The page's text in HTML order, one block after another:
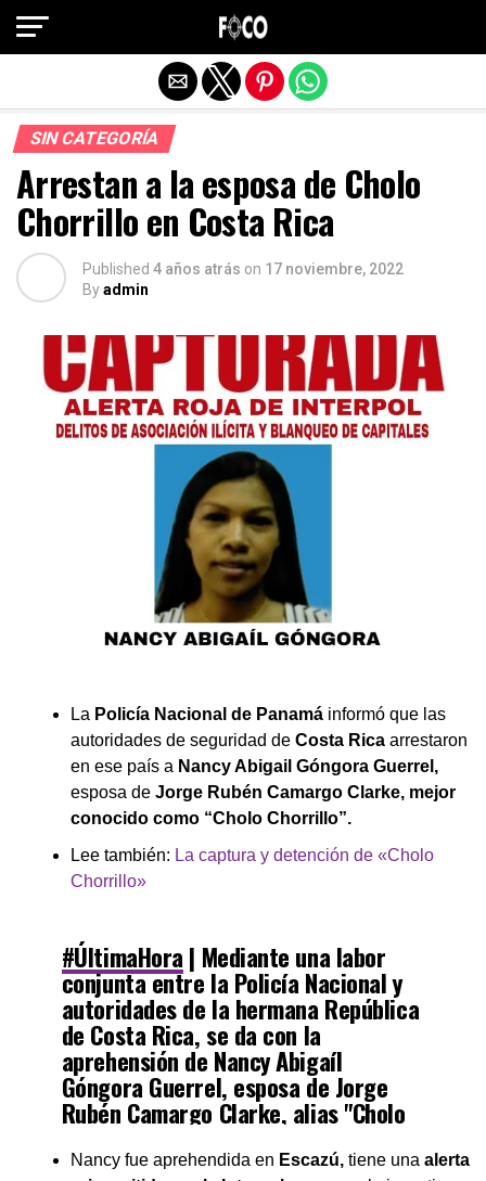
SIN CATEGORÍA
Arrestan a la esposa de Cholo
Chorrillo en Costa Rica
Published 4 años atrás on 17 noviembre, 2022
Byadmin
La Policía Nacional de Panamá informó que las
autoridades de seguridad de Costa Rica arrestaron
en ese país a Nancy Abigail Góngora Guerrel,
esposa de Jorge Rubén Camargo Clarke, mejor
conocido como “Cholo Chorrillo”.
Lee también: La captura y detención de «Cholo
Chorrillo»
#ÚltimaHora | Mediante una labor
conjunta entre la Policía Nacional y
autoridades de la hermana República
de Costa Rica, se da con la
aprehensión de Nancy Abigaíl
Góngora Guerrel, esposa de Jorge
Rubén Camargo Clarke, alias "Cholo
Costa Rica.
Nancy fue aprehendida en Escazú, tiene una alerta
Salir de la versión móvil